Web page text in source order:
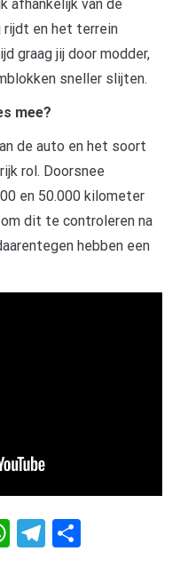
afhankelijk van de
rijdt en het terrein
graag jij door modder,
sneller slijten.
mee?
de auto en het soort
rol. Doorsnee
en 50.000 kilometer
dit te controleren na
hebben een
WhatsApp
Telegram